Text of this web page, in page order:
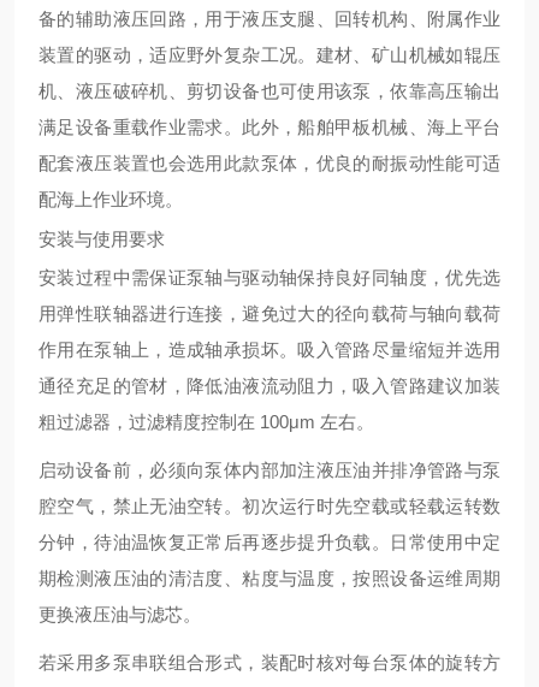
备的辅助液压回路，用于液压支腿、回转机构、附属作业
装置的驱动，适应野外复杂工况。建材、矿山机械如辊压
机、液压破碎机、剪切设备也可使用该泵，依靠高压输出
满足设备重载作业需求。此外，船舶甲板机械、海上平台
配套液压装置也会选用此款泵体，优良的耐振动性能可适
配海上作业环境。
安装与使用要求
安装过程中需保证泵轴与驱动轴保持良好同轴度，优先选
用弹性联轴器进行连接，避免过大的径向载荷与轴向载荷
作用在泵轴上，造成轴承损坏。吸入管路尽量缩短并选用
通径充足的管材，降低油液流动阻力，吸入管路建议加装
粗过滤器，过滤精度控制在 100μm 左右。
启动设备前，必须向泵体内部加注液压油并排净管路与泵
腔空气，禁止无油空转。初次运行时先空载或轻载运转数
分钟，待油温恢复正常后再逐步提升负载。日常使用中定
期检测液压油的清洁度、粘度与温度，按照设备运维周期
更换液压油与滤芯。
若采用多泵串联组合形式，装配时核对每台泵体的旋转方